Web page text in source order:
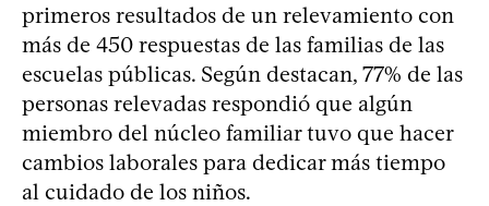
primeros resultados de un relevamiento con
más de 450 respuestas de las familias de las
escuelas públicas. Según destacan, 77% de las
personas relevadas respondió que algún
miembro del núcleo familiar tuvo que hacer
cambios laborales para dedicar más tiempo
al cuidado de los niños.